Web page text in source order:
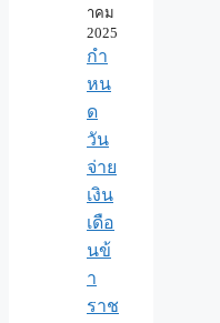
าคม
2025
กำ
หน
ด
วัน
จ่าย
เงิน
เดือ
นข้
า
ราช